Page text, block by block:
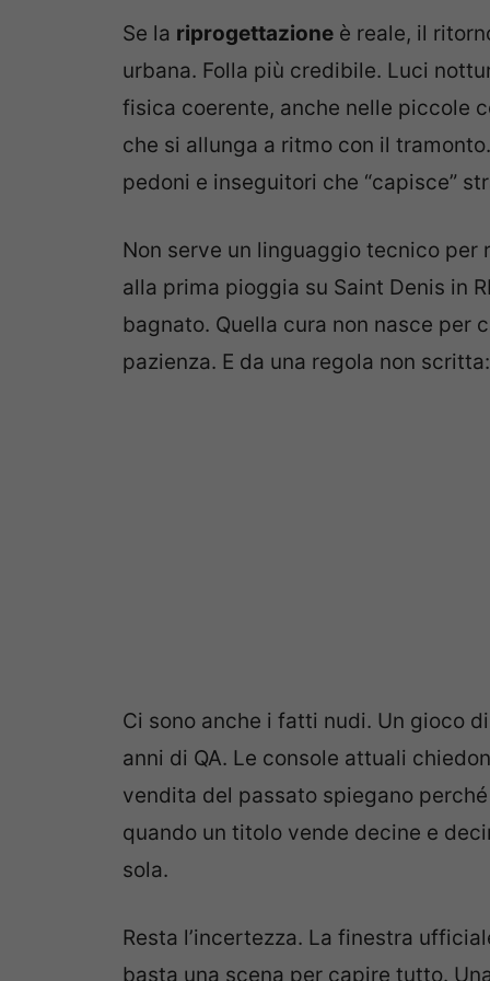
Se la riprogettazione è reale, il
urbana. Folla più credibile. Luci
fisica coerente, anche nelle piccole
che si allunga a ritmo con il
pedoni e inseguitori che “capisce”
Non serve un linguaggio tecnico per
alla prima pioggia su Saint Denis in
bagnato. Quella cura non nasce per
pazienza. E da una regola non
Ci sono anche i fatti nudi. Un gioco
anni di QA. Le console attuali
vendita del passato spiegano
quando un titolo vende decine e
sola.
Resta l’incertezza. La finestra
basta una scena per capire tutto.